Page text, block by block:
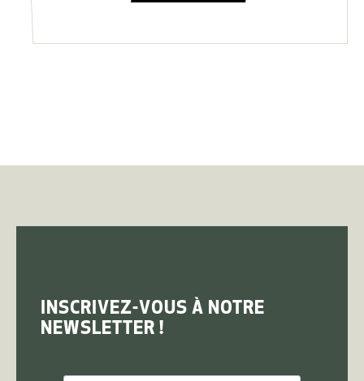
INSCRIVEZ-VOUS À NOTRE
NEWSLETTER !